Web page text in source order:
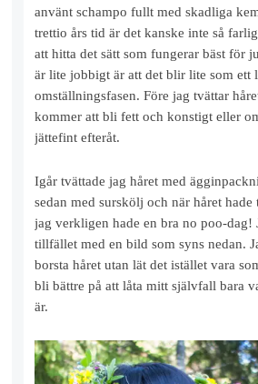
använt schampo fullt med skadliga
trettio års tid är det kanske inte så
att hitta det sätt som fungerar bäst för
är lite jobbigt är att det blir lite som ett
omställningsfasen. Före jag tvättar
kommer att bli fett och konstigt eller
jättefint efteråt.
Igår tvättade jag håret med
sedan med surskölj och när håret
jag verkligen hade en bra no poo-dag!
tillfället med en bild som syns nedan.
borsta håret utan lät det istället vara
bli bättre på att låta mitt självfall bara
är.